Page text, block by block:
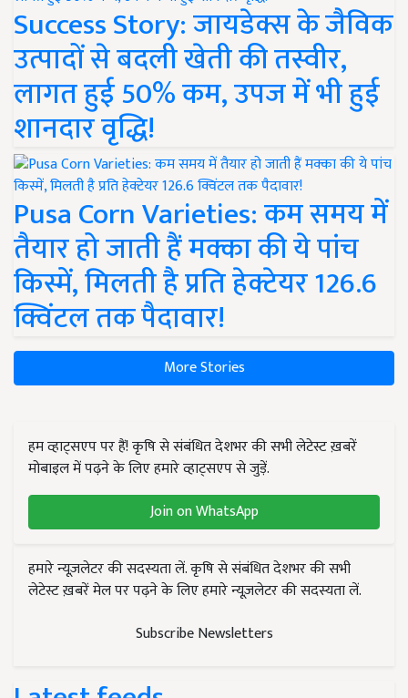
Success Story: जायडेक्स के जैविक
उत्पादों से बदली खेती की तस्वीर,
लागत हुई 50% कम, उपज में भी हुई
शानदार वृद्धि!
Pusa Corn Varieties: कम समय में
तैयार हो जाती हैं मक्का की ये पांच
किस्में, मिलती है प्रति हेक्टेयर 126.6
क्विंटल तक पैदावार!
More Stories
हम व्हाट्सएप पर हैं! कृषि से संबंधित देशभर की सभी लेटेस्ट ख़बरें
मोबाइल में पढ़ने के लिए हमारे व्हाट्सएप से जुड़ें.
Join on WhatsApp
हमारे न्यूज़लेटर की सदस्यता लें. कृषि से संबंधित देशभर की सभी
लेटेस्ट ख़बरें मेल पर पढ़ने के लिए हमारे न्यूज़लेटर की सदस्यता लें.
Subscribe Newsletters